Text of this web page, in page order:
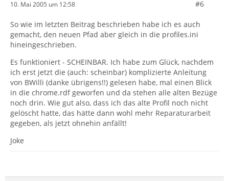
10. Mai 2005 um 12:58 #6
So wie im letzten Beitrag beschrieben habe ich es auch
gemacht, den neuen Pfad aber gleich in die profiles.ini
hineingeschrieben.
Es funktioniert - SCHEINBAR. Ich habe zum Glück, nachdem
ich erst jetzt die (auch: scheinbar) komplizierte Anleitung
von BWilli (danke übrigens!!) gelesen habe, mal einen Blick
in die chrome.rdf geworfen und da stehen alle alten Bezüge
noch drin. Wie gut also, dass ich das alte Profil noch nicht
gelöscht hatte, das hätte dann wohl mehr Reparaturarbeit
gegeben, als jetzt ohnehin anfällt!
Joke